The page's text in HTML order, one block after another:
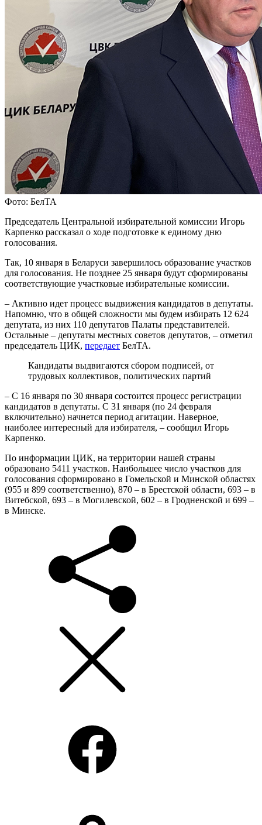
Фото: БелТА
Председатель Центральной избирательной комиссии Игорь
Карпенко рассказал о ходе подготовке к единому дню
голосования.
Так, 10 января в Беларуси завершилось образование участков
для голосования. Не позднее 25 января будут сформированы
соответствующие участковые избирательные комиссии.
– Активно идет процесс выдвижения кандидатов в депутаты.
Напомню, что в общей сложности мы будем избирать 12 624
депутата, из них 110 депутатов Палаты представителей.
Остальные – депутаты местных советов депутатов, – отметил
председатель ЦИК, передает БелТА.
Кандидаты выдвигаются сбором подписей, от
трудовых коллективов, политических партий
– С 16 января по 30 января состоится процесс регистрации
кандидатов в депутаты. С 31 января (по 24 февраля
включительно) начнется период агитации. Наверное,
наиболее интересный для избирателя, – сообщил Игорь
Карпенко.
По информации ЦИК, на территории нашей страны
образовано 5411 участков. Наибольшее число участков для
голосования сформировано в Гомельской и Минской областях
(955 и 899 соответственно), 870 – в Брестской области, 693 – в
Витебской, 693 – в Могилевской, 602 – в Гродненской и 699 –
в Минске.